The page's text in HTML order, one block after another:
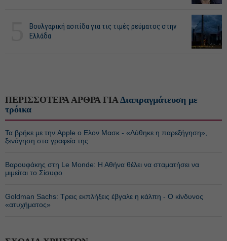
Βουλγαρική ασπίδα για τις τιμές ρεύματος στην
Ελλάδα
ΠΕΡΙΣΣΟΤΕΡΑ ΑΡΘΡΑ ΓΙΑΔιαπραγμάτευση με
τρόικα
Τα βρήκε με την Apple ο Ελον Μασκ - «Λύθηκε η παρεξήγηση»,
ξενάγηση στα γραφεία της
Βαρουφάκης στη Le Monde: Η Αθήνα θέλει να σταματήσει να
μιμείται το Σίσυφο
Goldman Sachs: Τρεις εκπλήξεις έβγαλε η κάλπη - Ο κίνδυνος
«ατυχήματος»